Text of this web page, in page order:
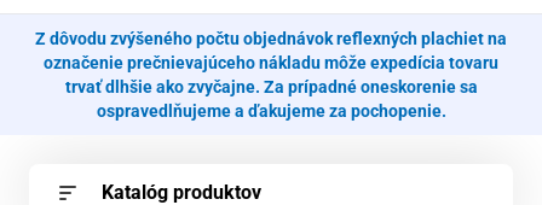
Z dôvodu zvýšeného počtu objednávok reflexných plachiet na
označenie prečnievajúceho nákladu môže expedícia tovaru
trvať dlhšie ako zvyčajne. Za prípadné oneskorenie sa
ospravedlňujeme a ďakujeme za pochopenie.
Katalóg produktov